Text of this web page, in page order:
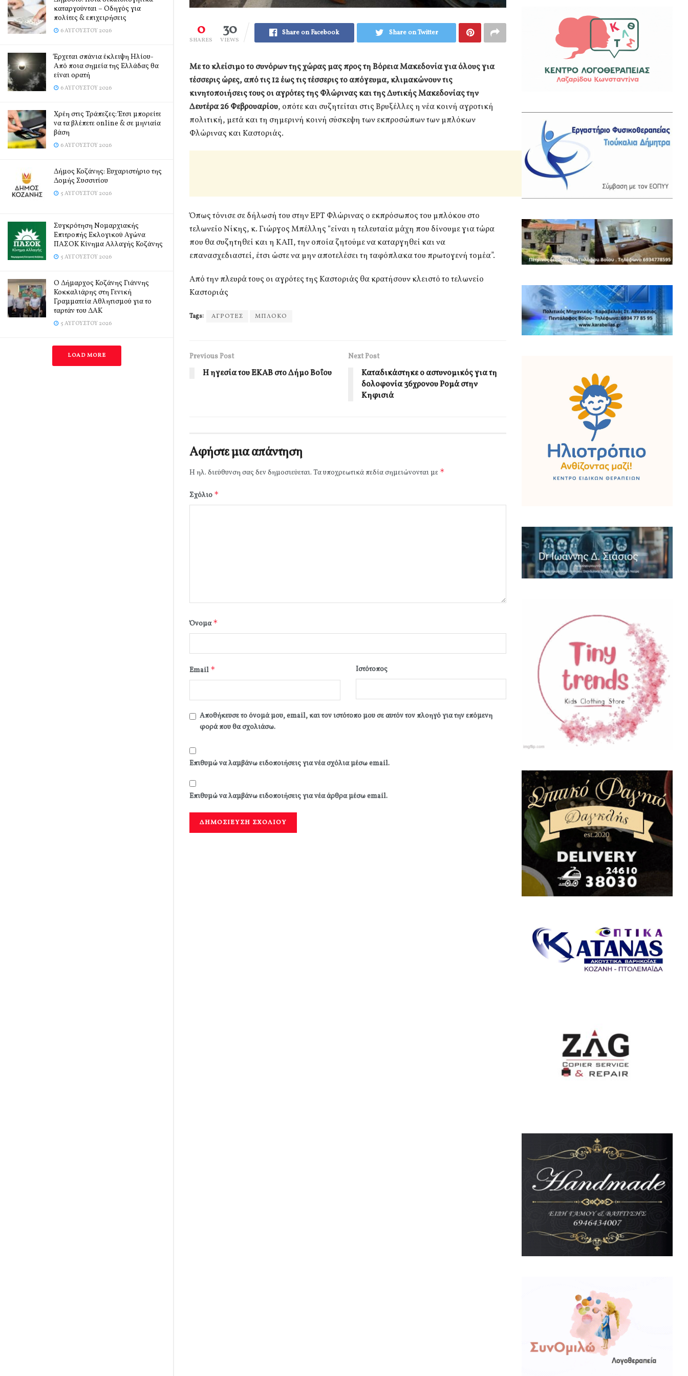
καταργούνται – Οδηγός για
πολίτες & επιχειρήσεις
6 ΑΥΓΟΎΣΤΟΥ 2026
Έρχεται σπάνια έκλειψη Ηλίου-
Από ποια σημεία της Ελλάδας θα
είναι ορατή
6 ΑΥΓΟΎΣΤΟΥ 2026
Χρέη στις Τράπεζες: Έτσι μπορείτε
να τα βλέπετε online & σε μηνιαία
βάση
6 ΑΥΓΟΎΣΤΟΥ 2026
Δήμος Κοζάνης: Ευχαριστήριο της
Δομής Συσσιτίου
5 ΑΥΓΟΎΣΤΟΥ 2026
Συγκρότηση Νομαρχιακής
Επιτροπής Εκλογικού Αγώνα
ΠΑΣΟΚ Κίνημα Αλλαγής Κοζάνης
5 ΑΥΓΟΎΣΤΟΥ 2026
Ο Δήμαρχος Κοζάνης Γιάννης
Κοκκαλιάρης στη Γενική
Γραμματεία Αθλητισμού για το
ταρτάν του ΔΑΚ
5 ΑΥΓΟΎΣΤΟΥ 2026
LOAD MORE
0
SHARES
30
VIEWS
Share on Facebook Share on Twitter
Με το κλείσιμο το συνόρων της χώρας μας προς τη Βόρεια Μακεδονία για όλους για
τέσσερις ώρες, από τις 12 έως τις τέσσερις το απόγευμα, κλιμακώνουν τις
κινητοποιήσεις τους οι αγρότες της Φλώρινας και της Δυτικής Μακεδονίας την
Δευτέρα 26 Φεβρουαρίου, οπότε και συζητείται στις Βρυξέλλες η νέα κοινή αγροτική
πολιτική, μετά και τη σημερινή κοινή σύσκεψη των εκπροσώπων των μπλόκων
Φλώρινας και Καστοριάς.
Όπως τόνισε σε δήλωσή του στην ΕΡΤ Φλώρινας ο εκπρόσωπος του μπλόκου στο
τελωνείο Νίκης, κ. Γιώργος Μπέλλης “είναι η τελευταία μάχη που δίνουμε για τώρα
που θα συζητηθεί και η ΚΑΠ, την οποία ζητούμε να καταργηθεί και να
επανασχεδιαστεί, έτσι ώστε να μην αποτελέσει τη ταφόπλακα του πρωτογενή τομέα”.
Από την πλευρά τους οι αγρότες της Καστοριάς θα κρατήσουν κλειστό το τελωνείο
Καστοριάς
Tags: ΑΓΡΟΤΕΣ ΜΠΛΟΚΟ
Previous Post
Η ηγεσία του ΕΚΑΒ στο Δήμο Βοΐου
Next Post
Καταδικάστηκε ο αστυνομικός για τη
δολοφονία 36χρονου Ρομά στην
Κηφισιά
Αφήστε μια απάντηση
Η ηλ. διεύθυνση σας δεν δημοσιεύεται. Τα υποχρεωτικά πεδία σημειώνονται με *
Σχόλιο *
Όνομα*
Email * Ιστότοπος
Αποθήκευσε το όνομά μου, email, και τον ιστότοπο μου σε αυτόν τον πλοηγό για την επόμενη
φορά που θα σχολιάσω.
Επιθυμώ να λαμβάνω ειδοποιήσεις για νέα σχόλια μέσω email.
Επιθυμώ να λαμβάνω ειδοποιήσεις για νέα άρθρα μέσω email.